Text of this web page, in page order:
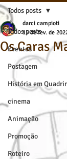
Todos posts
Eventos
Postagem
História em
cinema
Animação
Promoção
Roteiro
Todos posts
Os Caras
darci campioti
15 de fev. de